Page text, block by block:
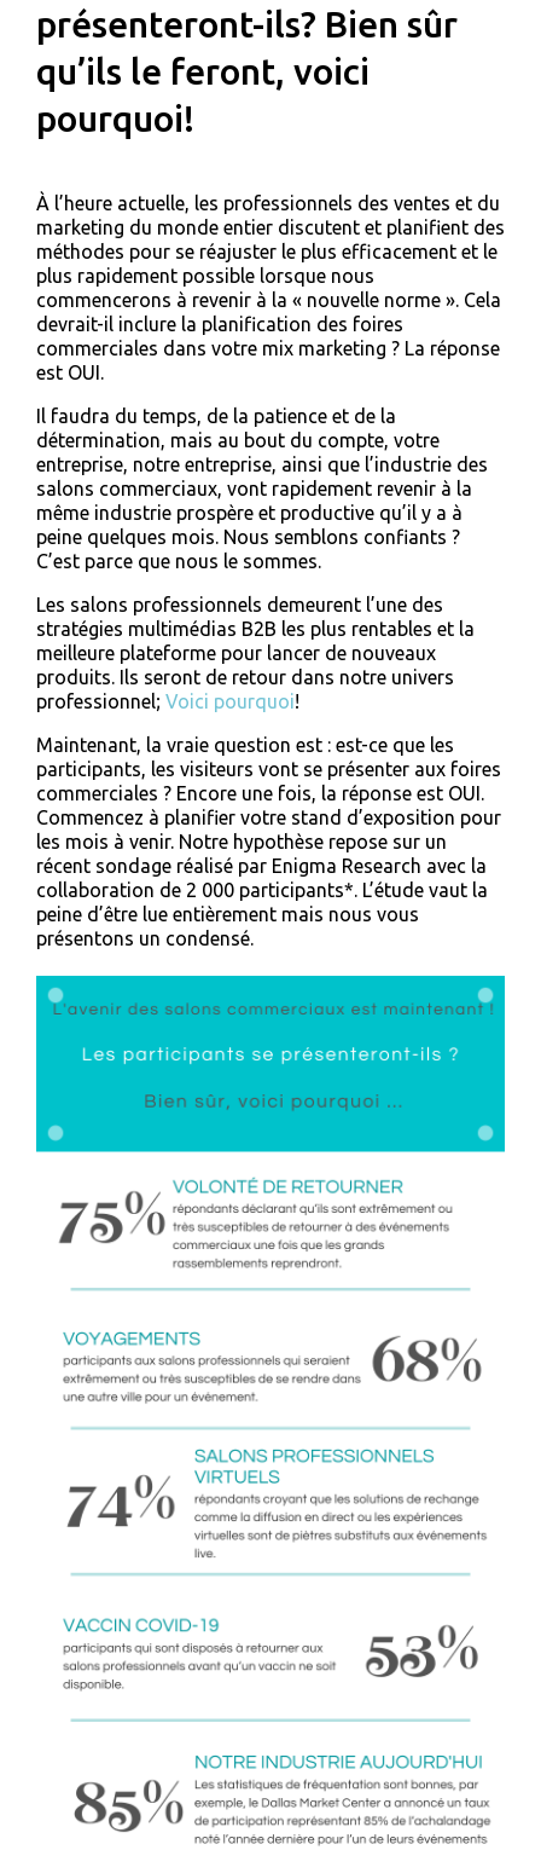
présenteront-ils? Bien sûr
qu’ils le feront, voici
pourquoi!
À l’heure actuelle, les professionnels des ventes et du
marketing du monde entier discutent et planifient des
méthodes pour se réajuster le plus efficacement et le
plus rapidement possible lorsque nous
commencerons à revenir à la « nouvelle norme ». Cela
devrait-il inclure la planification des foires
commerciales dans votre mix marketing ? La réponse
est OUI.
Il faudra du temps, de la patience et de la
détermination, mais au bout du compte, votre
entreprise, notre entreprise, ainsi que l’industrie des
salons commerciaux, vont rapidement revenir à la
même industrie prospère et productive qu’il y a à
peine quelques mois. Nous semblons confiants ?
C’est parce que nous le sommes.
Les salons professionnels demeurent l’une des
stratégies multimédias B2B les plus rentables et la
meilleure plateforme pour lancer de nouveaux
produits. Ils seront de retour dans notre univers
professionnel; Voici pourquoi!
Maintenant, la vraie question est : est-ce que les
participants, les visiteurs vont se présenter aux foires
commerciales ? Encore une fois, la réponse est OUI.
Commencez à planifier votre stand d’exposition pour
les mois à venir. Notre hypothèse repose sur un
récent sondage réalisé par Enigma Research avec la
collaboration de 2 000 participants*. L’étude vaut la
peine d’être lue entièrement mais nous vous
présentons un condensé.